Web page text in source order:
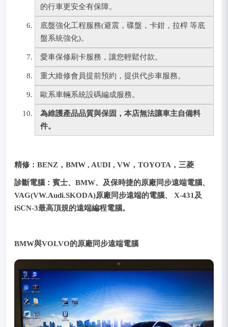
的行車更安全有保障。
底盤強化工程服務(避震，碟盤，卡鉗，拉桿 等底
盤系統強化)。
愛車保修刷卡服務，讓您輕鬆付款。
重大維修會員提前預約，提供代步車服務。
歐系車輛系統設碼編成服務。
為維護產品品質與保固，本店無法讓車主自備料
件。
精修： BENZ， BMW , AUDI , VW，TOYOTA，三菱
診斷電腦：賓士、BMW、及保時捷的原廠同步遠端電腦、
VAG(VW.Audi.SKODA)原廠同步遠端的電腦、 X-431及
iSCN-3最高頂規的遠端編程電腦。
BMW與VOLVO的原廠同步遠端電腦